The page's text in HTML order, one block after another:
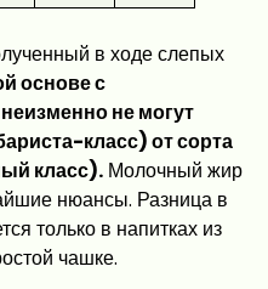
в ходе слепых
основе с
не могут
класс) от сорта
класс). Молочный жир
нюансы. Разница в
только в напитках из
чашке.